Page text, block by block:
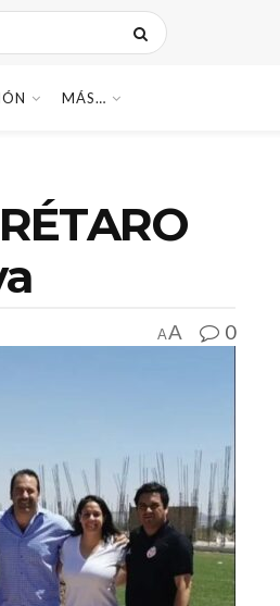
MÁS…
AA 0